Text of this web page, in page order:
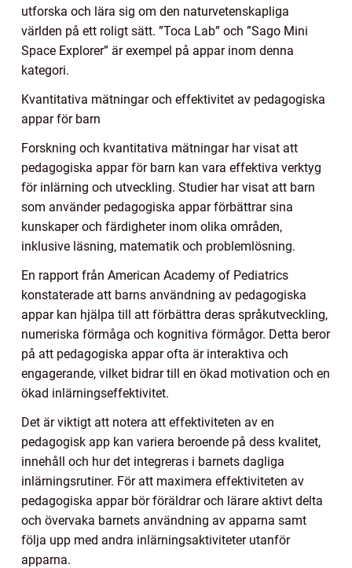
utforska och lära sig om den naturvetenskapliga
världen på ett roligt sätt. ”Toca Lab” och ”Sago Mini
Space Explorer” är exempel på appar inom denna
kategori.
Kvantitativa mätningar och effektivitet av pedagogiska
appar för barn
Forskning och kvantitativa mätningar har visat att
pedagogiska appar för barn kan vara effektiva verktyg
för inlärning och utveckling. Studier har visat att barn
som använder pedagogiska appar förbättrar sina
kunskaper och färdigheter inom olika områden,
inklusive läsning, matematik och problemlösning.
En rapport från American Academy of Pediatrics
konstaterade att barns användning av pedagogiska
appar kan hjälpa till att förbättra deras språkutveckling,
numeriska förmåga och kognitiva förmågor. Detta beror
på att pedagogiska appar ofta är interaktiva och
engagerande, vilket bidrar till en ökad motivation och en
ökad inlärningseffektivitet.
Det är viktigt att notera att effektiviteten av en
pedagogisk app kan variera beroende på dess kvalitet,
innehåll och hur det integreras i barnets dagliga
inlärningsrutiner. För att maximera effektiviteten av
pedagogiska appar bör föräldrar och lärare aktivt delta
och övervaka barnets användning av apparna samt
följa upp med andra inlärningsaktiviteter utanför
apparna.